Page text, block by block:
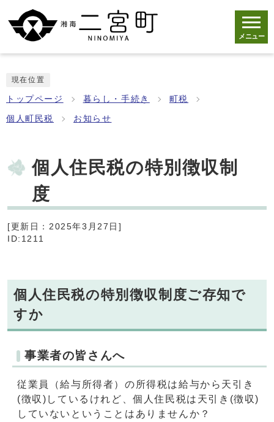
メニュー
現在位置
トップページ 暮らし・手続き 町税
個人町民税 お知らせ
個人住民税の特別徴収制
度
[更新日：2025年3月27日]
ID:1211
個人住民税の特別徴収制度ご存知で
すか
事業者の皆さんへ
従業員（給与所得者）の所得税は給与から天引き
(徴収)しているけれど、個人住民税は天引き(徴収)
していないということはありませんか？